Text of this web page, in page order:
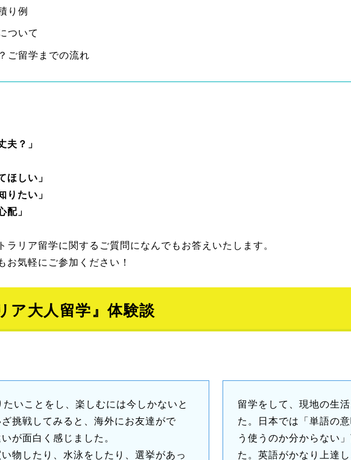
り例
ついて
ご留学までの流れ
夫？」
ほしい」
りたい」
配」
ラリア留学に関するご質問になんでもお答えいたします。
気軽にご参加ください！
ア大人留学』体験談
たいことをし、楽しむには今しかないと
挑戦してみると、海外にお友達がで
が面白く感じました。
物したり、水泳をしたり、選挙があっ
留学をして、現地の生
た。日本では「単語の
う使うのか分からない
た。英語がかなり上達し